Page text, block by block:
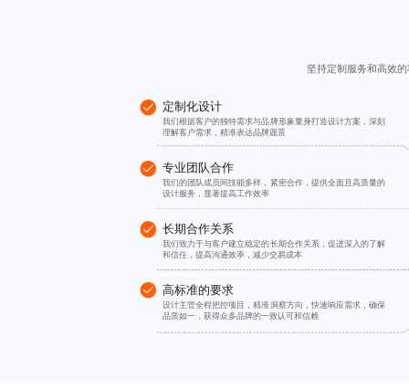
坚持定制服务和高效
定制化设计
我们根据客户的独特需求与品牌形象量身打造设计方案，深刻
理解客户需求，精准表达品牌愿景
专业团队合作
我们的团队成员间技能多样，紧密合作，提供全面且高质量的
设计服务，显著提高工作效率
长期合作关系
我们致力于与客户建立稳定的长期合作关系，促进深入的了解
和信任，提高沟通效率，减少交易成本
高标准的要求
设计主管全程把控项目，精准洞察方向，快速响应需求，确保
品质如一，获得众多品牌的一致认可和信赖